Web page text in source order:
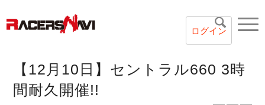
ログイン
【12月10日】セントラル660 3時
間耐久開催!!